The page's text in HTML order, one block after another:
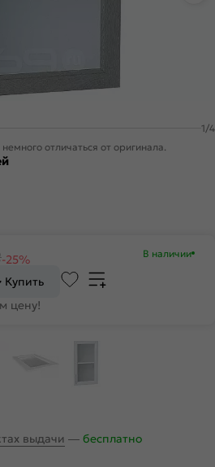
1/4
отличаться от оригинала.
-25% В наличии
Купить
цену!
выдачи — бесплатно